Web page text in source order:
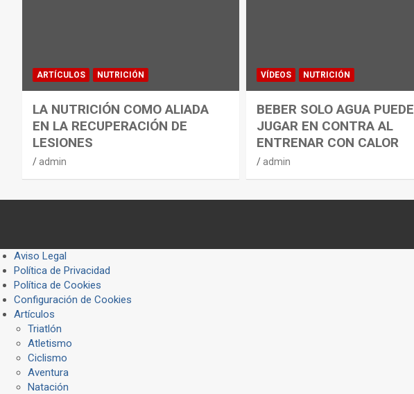
ARTÍCULOS NUTRICIÓN
LA NUTRICIÓN COMO ALIADA
EN LA RECUPERACIÓN DE
LESIONES
admin
VÍDEOS NUTRICIÓN
BEBER SOLO AGUA PUEDE
JUGAR EN CONTRA AL
ENTRENAR CON CALOR
admin
Aviso Legal
Política de Privacidad
Política de Cookies
Configuración de Cookies
Artículos
Triatlón
Atletismo
Ciclismo
Aventura
Natación